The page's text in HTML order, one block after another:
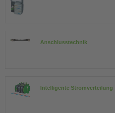
Anschlusstechnik
Intelligente Stromverteilung